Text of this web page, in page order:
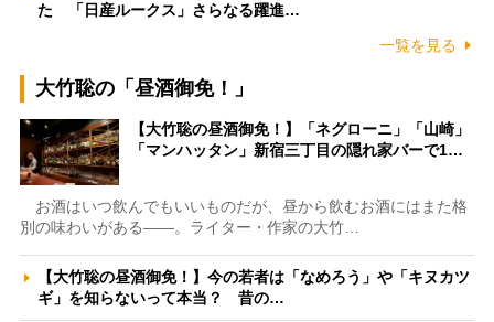
た 「日産ルークス」さらなる躍進…
一覧を見る
大竹聡の「昼酒御免！」
【大竹聡の昼酒御免！】「ネグローニ」「山崎」
「マンハッタン」新宿三丁目の隠れ家バーで1…
お酒はいつ飲んでもいいものだが、昼から飲むお酒にはまた格
別の味わいがある――。ライター・作家の大竹…
【大竹聡の昼酒御免！】今の若者は「なめろう」や「キヌカツ
ギ」を知らないって本当？ 昔の…